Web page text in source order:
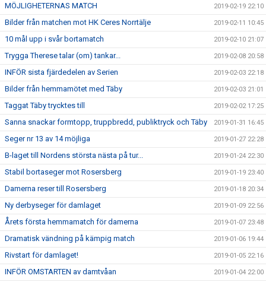
MÖJLIGHETERNAS MATCH 2019-02-19 22:10
Bilder från matchen mot HK Ceres Norrtälje 2019-02-11 10:45
10 mål upp i svår bortamatch 2019-02-10 21:07
Trygga Therese talar (om) tankar... 2019-02-08 20:58
INFÖR sista fjärdedelen av Serien 2019-02-03 22:18
Bilder från hemmamötet med Täby 2019-02-03 21:01
Taggat Täby trycktes till 2019-02-02 17:25
Sanna snackar formtopp, truppbredd, publiktryck och Täby 2019-01-31 16:45
Seger nr 13 av 14 möjliga 2019-01-27 22:28
B-laget till Nordens största nästa på tur... 2019-01-24 22:30
Stabil bortaseger mot Rosersberg 2019-01-19 23:40
Damerna reser till Rosersberg 2019-01-18 20:34
Ny derbyseger för damlaget 2019-01-09 22:56
Årets första hemmamatch för damerna 2019-01-07 23:48
Dramatisk vändning på kämpig match 2019-01-06 19:44
Rivstart för damlaget! 2019-01-05 22:16
INFÖR OMSTARTEN av damtvåan 2019-01-04 22:00